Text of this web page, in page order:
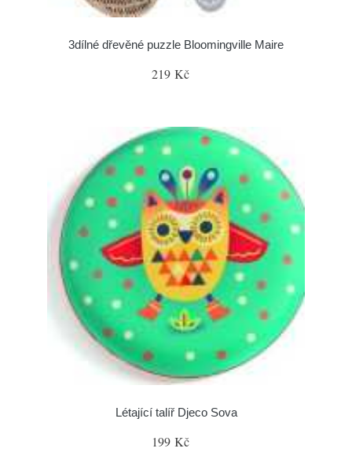
3dílné dřevěné puzzle Bloomingville Maire
219 Kč
Létající talíř Djeco Sova
199 Kč